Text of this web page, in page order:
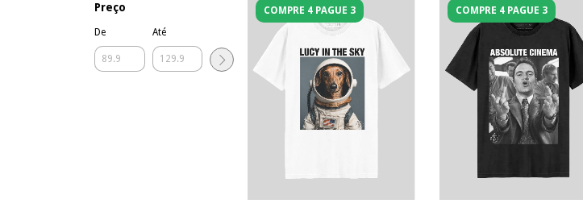
Preço
De Até
COMPRE 4 PAGUE 3 COMPRE 4 PAGUE 3